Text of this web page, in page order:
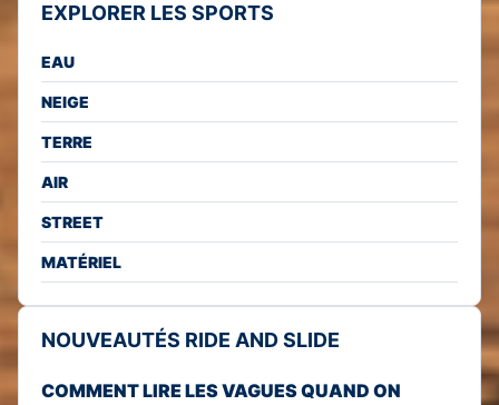
EXPLORER LES SPORTS
EAU
NEIGE
TERRE
AIR
STREET
MATÉRIEL
NOUVEAUTÉS RIDE AND SLIDE
COMMENT LIRE LES VAGUES QUAND ON